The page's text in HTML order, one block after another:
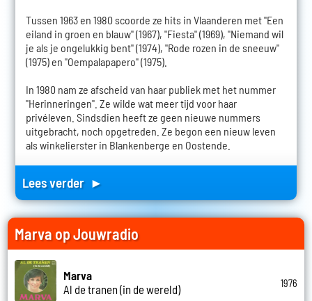
Tussen 1963 en 1980 scoorde ze hits in Vlaanderen met "Een
eiland in groen en blauw" (1967), "Fiesta" (1969), "Niemand wil
je als je ongelukkig bent" (1974), "Rode rozen in de sneeuw"
(1975) en "Oempalapapero" (1975).
In 1980 nam ze afscheid van haar publiek met het nummer
"Herinneringen". Ze wilde wat meer tijd voor haar
privéleven. Sindsdien heeft ze geen nieuwe nummers
uitgebracht, noch opgetreden. Ze begon een nieuw leven
als winkelierster in Blankenberge en Oostende.
Lees verder ►
Marva op Jouwradio
Marva
Al de tranen (in de wereld)
1976